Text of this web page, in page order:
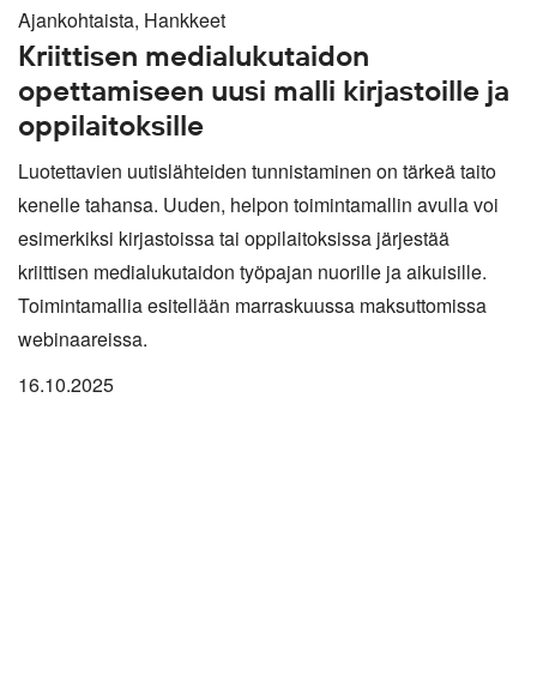
Ajankohtaista, Hankkeet
Kriittisen medialukutaidon
opettamiseen uusi malli kirjastoille ja
oppilaitoksille
Luotettavien uutislähteiden tunnistaminen on tärkeä taito
kenelle tahansa. Uuden, helpon toimintamallin avulla voi
esimerkiksi kirjastoissa tai oppilaitoksissa järjestää
kriittisen medialukutaidon työpajan nuorille ja aikuisille.
Toimintamallia esitellään marraskuussa maksuttomissa
webinaareissa.
16.10.2025